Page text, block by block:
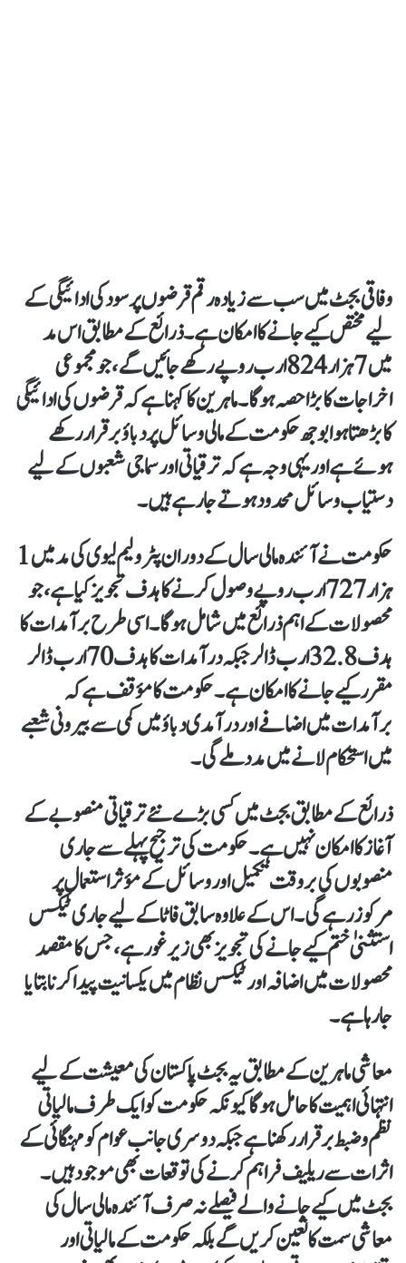
وفاقی بجٹ میں سب سے زیادہ رقم قرضوں پر سود کی ادائیگی کے
لیے مختص کیے جانے کا امکان ہے۔ ذرائع کے مطابق اس مد
میں7 ہزار 824 ارب روپے
رکھے جائیں گے، جو مجموعی
اخراجات کا بڑا حصہ ہوگا۔ماہرین کا کہنا ہے کہ قرضوں کی ادائیگی
کا بڑھتا ہوا بوجھ حکومت کے مالی وسائل پر دباؤ برقرار رکھے
ہوئے ہے اور یہی وجہ ہے کہ ترقیاتی اور سماجی شعبوں کے لیے
دستیاب وسائل محدود ہوتے جا رہے ہیں۔
حکومت نے آئندہ مالی سال کے دورانپٹرولیم لیویکی مد میں1
ہزار 727 ارب روپے
وصول کرنے کا ہدف تجویز کیا ہے، جو
محصولات کے اہم ذرائع میں شامل ہوگا۔اسی طرح برآمدات کا
ہدف32.8 ارب ڈالر جبکہ درآمدات کا ہدف70 ارب ڈالر
مقرر کیے جانے کا امکان ہے۔ حکومت کا مؤقف ہے کہ
برآمدات میں اضافے اور درآمدی دباؤ میں کمی سے بیرونی شعبے
میں استحکام لانے میں مدد ملے گی۔
ذرائع کے مطابق بجٹ میں کسی بڑے نئے ترقیاتی منصوبے کے
آغاز کا امکان نہیں ہے۔ حکومت کی ترجیح پہلے سے جاری
منصوبوں کی بروقت تکمیل اور وسائل کے مؤثر استعمال پر
مرکوز رہے گی۔اس کے علاوہ سابقفاٹاکے لیے جاری ٹیکس
استثنیٰ ختم کیے جانے کی تجویز بھی زیر غور ہے، جس کا مقصد
محصولات میں اضافہ اور ٹیکس نظام میں یکسانیت پیدا کرنا بتایا
جا رہا ہے۔
معاشی ماہرین کے مطابق یہ بجٹ پاکستان کی معیشت کے لیے
انتہائی اہمیت کا حامل ہوگا کیونکہ حکومت کو ایک طرف مالیاتی
نظم و ضبط برقرار رکھنا ہے جبکہ دوسری جانب عوام کو مہنگائی کے
اثرات سے ریلیف فراہم کرنے کی توقعات بھی موجود ہیں۔
بجٹ میں کیے جانے والے فیصلے نہ صرف آئندہ مالی سال کی
معاشی سمت کا تعین کریں گے بلکہ حکومت کے مالیاتی اور